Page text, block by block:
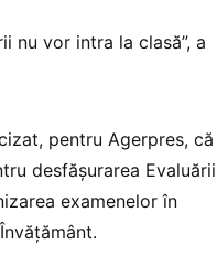
nu vor intra la clasă”, a
pentru Agerpres, că
desfăşurarea Evaluării
examenelor în